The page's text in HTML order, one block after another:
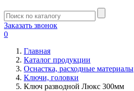
Заказать звонок
0
Главная
Каталог продукции
Оснастка, расходные материалы
Ключи, головки
Ключ разводной Люкс 300мм